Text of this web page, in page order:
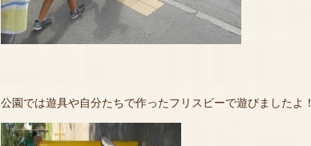
公園では遊具や自分たちで作ったフリスビーで遊びましたよ！